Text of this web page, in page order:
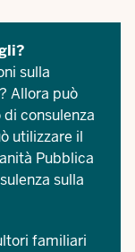
sulla
Allora può
consulenza
utilizzare il
Pubblica
sulla
familiari